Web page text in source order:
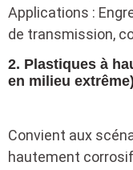
Applications :
de transmission,
2. Plastiques à
en milieu extrême)
Convient aux
hautement